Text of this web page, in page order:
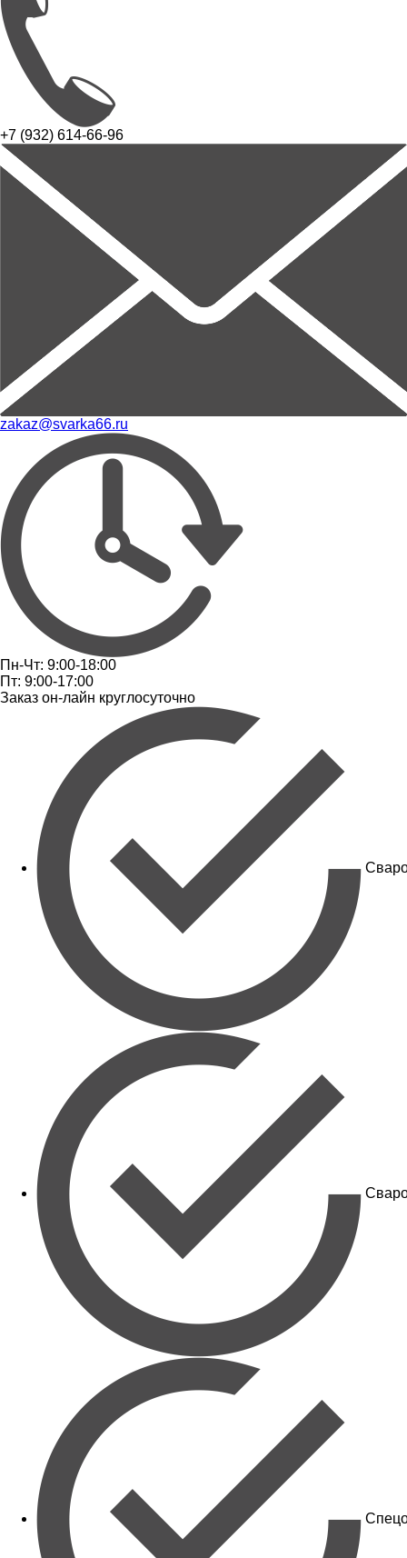
+7 (932) 614-66-96
zakaz@svarka66.ru
Пн-Чт: 9:00-18:00
Пт: 9:00-17:00
Заказ он-лайн круглосуточно